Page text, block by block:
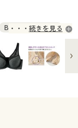
B100 ◎ 在庫あり
C110 ◎ 在庫あり
続きを見る